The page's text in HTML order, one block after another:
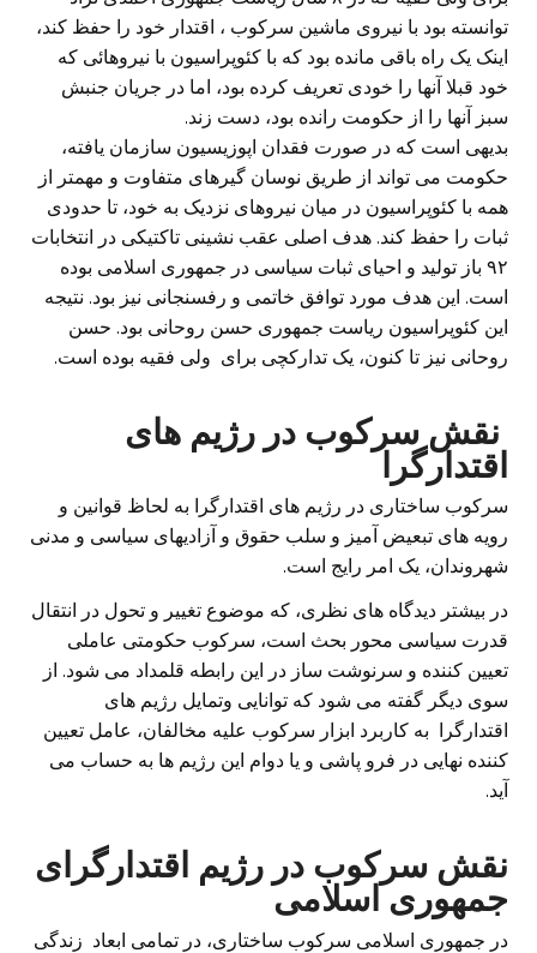
توانسته بود با نیروی ماشین سرکوب ، اقتدار خود را حفظ کند،
اینک یک راه باقی مانده بود که با کئوپراسیون با نیروهائی که
خود قبلا آنها را خودی تعریف کرده بود، اما در جریان جنبش
سبز آنها را از حکومت رانده بود، دست زند.
بدیهی است که در صورت فقدان اپوزیسیون سازمان یافته،
حکومت می تواند از طریق نوسان گیرهای متفاوت و مهمتر از
همه با کئوپراسیون در میان نیروهای نزدیک به خود، تا حدودی
ثبات را حفظ کند. هدف اصلی عقب نشینی تاکتیکی در انتخابات
۹۲ باز تولید و احیای ثبات سیاسی در جمهوری اسلامی بوده
است. این هدف مورد توافق خاتمی و رفسنجانی نیز بود. نتیجه
این کئوپراسیون ریاست جمهوری حسن روحانی بود. حسن
روحانی نیز تا کنون، یک تدارکچی برای ولی فقیه بوده است.
نقش سرکوب در رژیم های
اقتدارگرا
سرکوب ساختاری در رژیم های اقتدارگرا به لحاظ قوانین و
رویه های تبعیض آمیز و سلب حقوق و آزادیهای سیاسی و مدنی
شهروندان، یک امر رایج است.
در بیشتر دیدگاه های نظری، که موضوع تغییر و تحول در انتقال
قدرت سیاسی محور بحث است، سرکوب حکومتی عاملی
تعیین کننده و سرنوشت ساز در این رابطه قلمداد می شود. از
سوی دیگر گفته می شود که توانایی وتمایل رژیم های
اقتدارگرا به کاربرد ابزار سرکوب علیه مخالفان، عامل تعیین
کننده نهایی در فرو پاشی و یا دوام این رژیم ها به حساب می
آید.
نقش سرکوب در رژیم اقتدارگرای
جمهوری اسلامی
در جمهوری اسلامی سرکوب ساختاری، در تمامی ابعاد زندگی